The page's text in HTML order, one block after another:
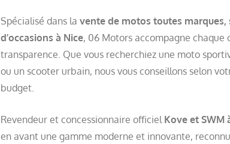
Spécialisé dans la vente de motos toutes marques,
d’occasions à Nice, 06 Motors accompagne chaque
transparence. Que vous recherchiez une moto
ou un scooter urbain, nous vous conseillons selon
budget.
Revendeur et concessionnaire officiel Kove et SWM
en avant une gamme moderne et innovante,